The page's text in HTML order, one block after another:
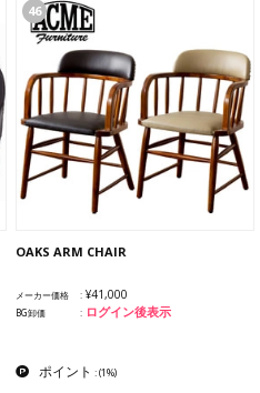
46
OAKS ARM CHAIR
メーカー価格 ¥41,000
BG卸価 ログイン後表示
ポイント :(1%)